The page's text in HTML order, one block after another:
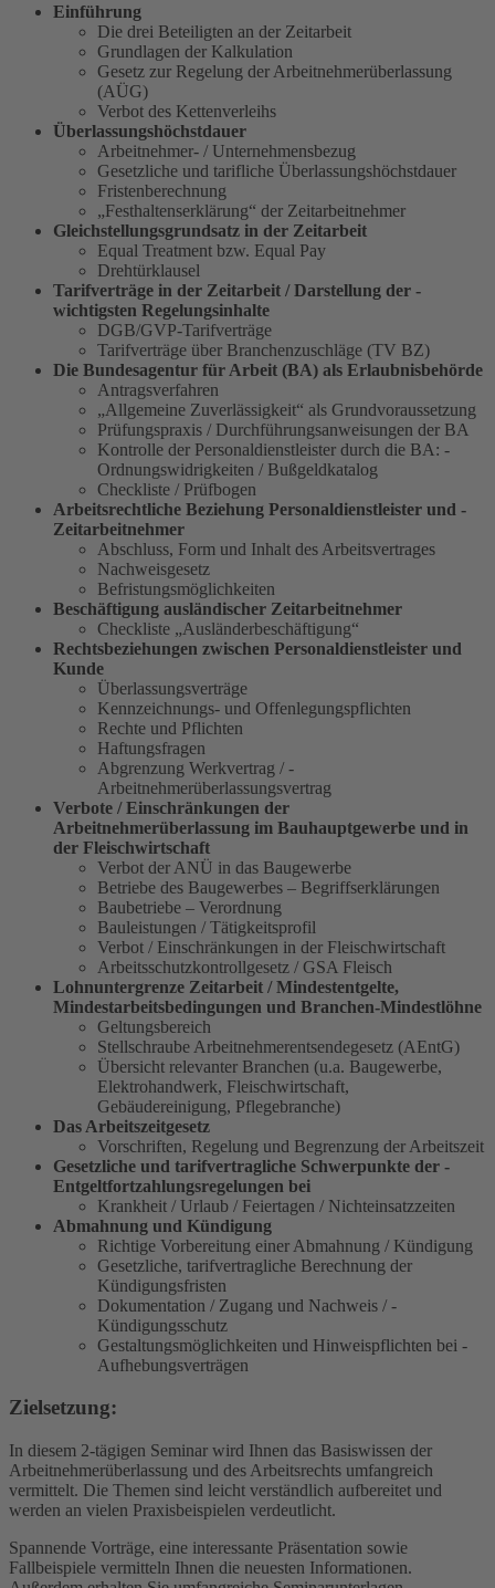
Einführung
Die drei Beteiligten an der Zeitarbeit
Grundlagen der Kalkulation
Gesetz zur Regelung der ­Arbeitnehmerüberlassung
(AÜG)
Verbot des Kettenverleihs
Überlassungshöchstdauer
Arbeitnehmer- / Unternehmensbezug
Gesetzliche und tarifliche Überlassungshöchstdauer
Fristenberechnung
„Festhaltenserklärung“ der Zeitarbeitnehmer
Gleichstellungsgrundsatz in der Zeitarbeit
Equal Treatment bzw. Equal Pay
Drehtürklausel
Tarifverträge in der Zeitarbeit / Darstellung der ­
wichtigsten Regelungsinhalte
DGB/GVP-Tarifverträge
Tarifverträge über Branchenzuschläge (TV BZ)
Die Bundesagentur für Arbeit (BA) als ­Erlaubnisbehörde
Antragsverfahren
„Allgemeine Zuverlässigkeit“ als ­Grundvoraussetzung
Prüfungspraxis / Durchführungsanweisungen der BA
Kontrolle der Personaldienstleister durch die ­BA: ­
Ordnungs­widrigkeiten / Bußgeldkatalog
Checkliste / Prüfbogen
Arbeitsrechtliche Beziehung Personaldienstleister und ­
Zeitarbeitnehmer
Abschluss, Form und Inhalt des Arbeitsvertrages
Nachweisgesetz
Befristungsmöglichkeiten
Beschäftigung ausländischer Zeitarbeitnehmer
Checkliste „Ausländerbeschäftigung“
Rechtsbeziehungen zwischen ­Personaldienstleister und
Kunde
Überlassungsverträge
Kennzeichnungs- und Offenlegungspflichten
Rechte und Pflichten
Haftungsfragen
Abgrenzung Werkvertrag / ­
Arbeitnehmerüberlassungsvertrag
Verbote / Einschränkungen der
Arbeitnehmerüberlassung im Bauhauptgewerbe und in
der Fleischwirtschaft
Verbot der ANÜ in das Baugewerbe
Betriebe des Baugewerbes – Begriffserklärungen
Baubetriebe – Verordnung
Bauleistungen / Tätigkeitsprofil
Verbot / Einschränkungen in der Fleischwirtschaft
Arbeitsschutzkontrollgesetz / GSA Fleisch
Lohnuntergrenze Zeitarbeit /Mindestentgelte,
Mindestarbeitsbedingungen und Branchen-Mindestlöhne
Geltungsbereich
Stellschraube Arbeitnehmerentsendegesetz (AEntG)
Übersicht relevanter Branchen (u.a. Baugewerbe,
Elektro­handwerk, Fleischwirtschaft,
Gebäudereinigung, Pflegebranche)
Das Arbeitszeitgesetz
Vorschriften, Regelung und Begrenzung der ­Arbeitszeit
Gesetzliche und tarifvertragliche Schwerpunkte der ­
Entgeltfortzahlungsregelungen bei
Krankheit / Urlaub / Feiertagen / ­Nichteinsatzzeiten
Abmahnung und Kündigung
Richtige Vorbereitung einer Abmahnung / ­Kündigung
Gesetzliche, tarifvertragliche Berechnung der
Kündigungsfristen
Dokumentation / Zugang und Nachweis / ­
Kündigungsschutz
Gestaltungsmöglichkeiten und Hinweispflichten bei ­
Aufhebungsverträgen
Zielsetzung:
In diesem 2-tägigen Seminar wird Ihnen das Basiswissen der
Arbeitnehmerüberlassung und des Arbeitsrechts umfangreich
vermittelt. Die Themen sind leicht verständlich aufbereitet und
werden an vielen Praxisbeispielen verdeutlicht.
Spannende Vorträge, eine interessante Präsentation sowie
Fallbeispiele vermitteln Ihnen die neuesten Informationen.